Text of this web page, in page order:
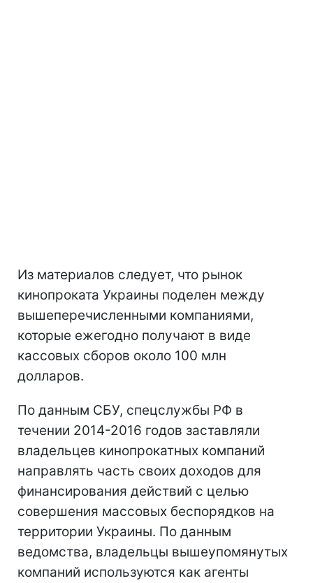
Из материалов следует, что рынок
кинопроката Украины поделен между
вышеперечисленными компаниями,
которые ежегодно получают в виде
кассовых сборов около 100 млн
долларов.
По данным СБУ, спецслужбы РФ в
течении 2014-2016 годов заставляли
владельцев кинопрокатных компаний
направлять часть своих доходов для
финансирования действий с целью
совершения массовых беспорядков на
территории Украины. По данным
ведомства, владельцы вышеупомянутых
компаний используются как агенты